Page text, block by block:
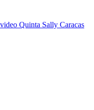
Quinta Sally Caracas